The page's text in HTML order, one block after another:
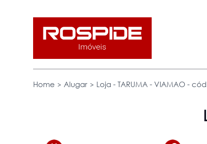
Home > Alugar > Loja - TARUMA - VIAMAO -